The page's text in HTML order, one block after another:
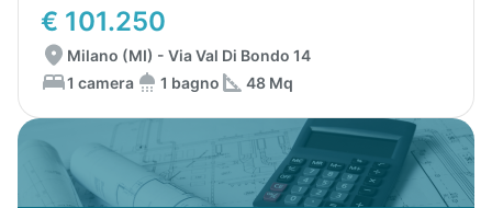
€ 101.250
Milano (MI) - Via Val Di Bondo 14
1 camera
1 bagno 48 Mq